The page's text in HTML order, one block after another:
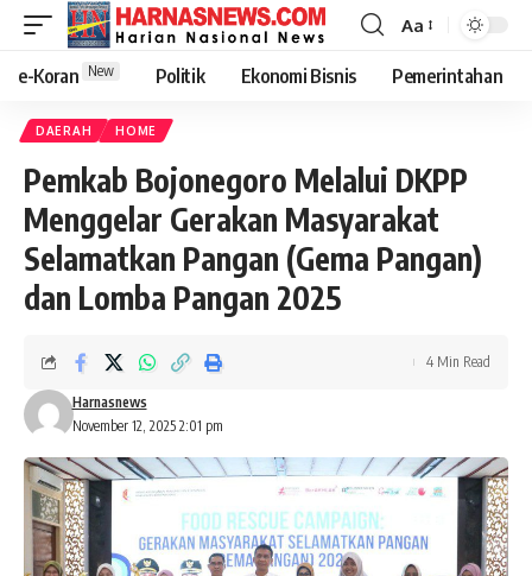
Aa
e-Koran New Politik Ekonomi Bisnis Pemerintahan
DAERAH HOME
Pemkab Bojonegoro Melalui DKPP
Menggelar Gerakan Masyarakat
Selamatkan Pangan (Gema Pangan)
dan Lomba Pangan 2025
November 12, 2025 2:01 pm
Harnasnews
4 Min Read